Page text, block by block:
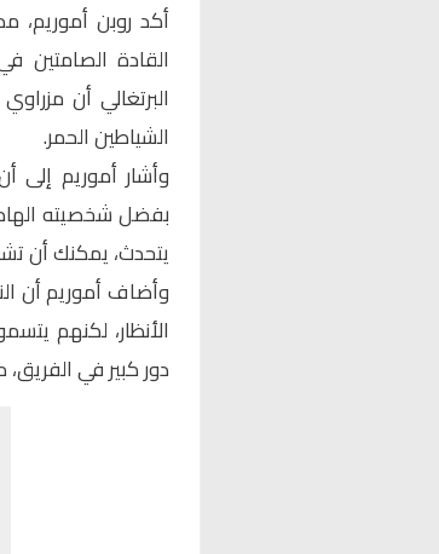
أكد روبن أموريم،
القادة الصامتين
البرتغالي أن
الشياطين الحمر.
وأشار أموريم إلى
بفضل شخصيته
يتحدث، يمكنك أن
وأضاف أموريم أن
الأنظار، لكنهم
دور كبير في